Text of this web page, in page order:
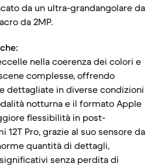
da un ultra-grandangolare da
da 2MP.
nella coerenza dei colori e
complesse, offrendo
dettagliate in diverse condizioni
notturna e il formato Apple
flessibilità in post-
12T Pro, grazie al suo sensore da
quantità di dettagli,
senza perdita di